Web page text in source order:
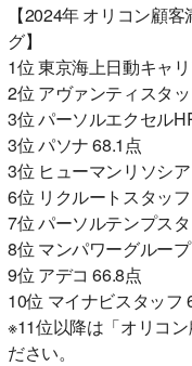
【2024年 オリコン顧
グ】
1位 東京海上日動キャ
2位 アヴァンティスタ
3位 パーソルエクセル
3位 パソナ 68.1点
3位 ヒューマンリソシ
6位 リクルートスタッ
7位 パーソルテンプス
8位 マンパワーグルー
9位 アデコ 66.8点
10位 マイナビスタッフ
※11位以降は「オリコ
ださい。